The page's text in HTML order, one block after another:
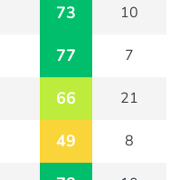
73 10
77 7
66 21
49 8